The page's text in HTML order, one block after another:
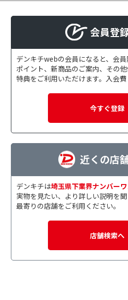
会員登
デンキチwebの会員になると、会
ポイント、新商品のご案内、その
特典をご利用いただけます。入会
今すぐ登録
近くの店
デンキチは埼玉県下業界ナンバー
実物を見たい、より詳しい説明を
最寄りの店舗をご利用ください。
店舗検索へ